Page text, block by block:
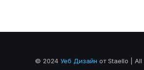
© 2024 Уеб Дизайн от Staello | All